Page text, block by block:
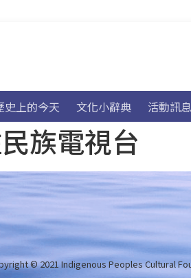
史上的今天 文化小辭典 活動訊息
族電視台
© 2021 Indigenous Peoples Cultural